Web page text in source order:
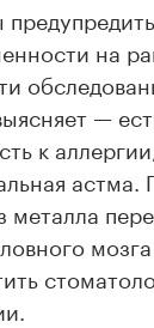
на
—
к
астма.
металла